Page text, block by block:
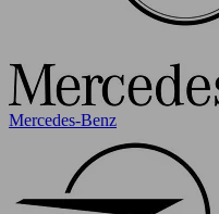
Mercedes-Benz